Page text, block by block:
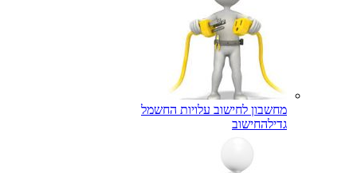
מחשבון לחישוב עלויות החשמל
גדילהחישוב